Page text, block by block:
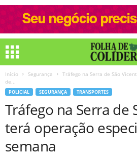
Início Segurança
Tráfego na Serra de São
de...
POLICIAL SEGURANÇA TRANSPORTES
Tráfego na Serra de
terá operação
semana